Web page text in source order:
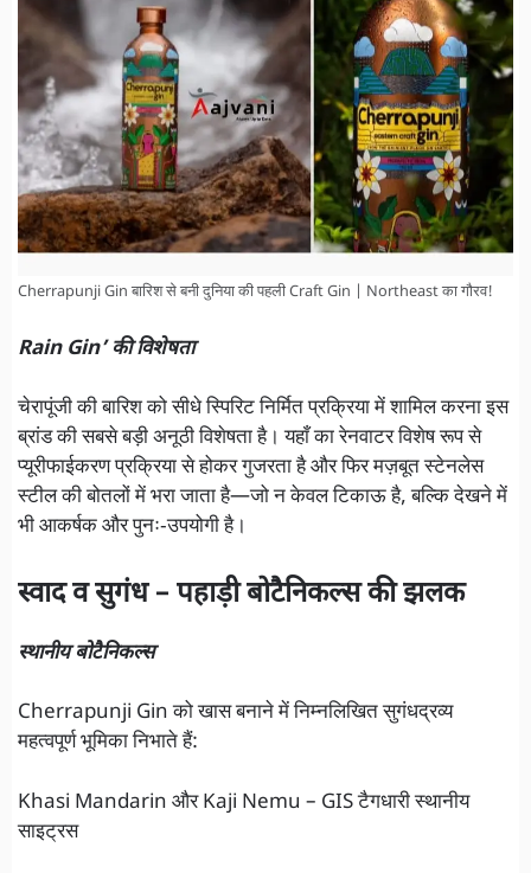
Cherrapunji Gin बारिश से बनी दुनिया की पहली Craft Gin | Northeast का गौरव!
Rain Gin’ की विशेषता
चेरापूंजी की बारिश को सीधे स्पिरिट निर्मित प्रक्रिया में शामिल करना इस
ब्रांड की सबसे बड़ी अनूठी विशेषता है। यहाँ का रेनवाटर विशेष रूप से
प्यूरीफाईकरण प्रक्रिया से होकर गुजरता है और फिर मज़बूत स्टेनलेस
स्टील की बोतलों में भरा जाता है—जो न केवल टिकाऊ है, बल्कि देखने में
भी आकर्षक और पुनः‑उपयोगी है।
स्वाद व सुगंध – पहाड़ी बोटैनिकल्स की झलक
स्थानीय बोटैनिकल्स
Cherrapunji Gin को खास बनाने में निम्नलिखित सुगंधद्रव्य
महत्वपूर्ण भूमिका निभाते हैं:
Khasi Mandarin और Kaji Nemu – GIS टैगधारी स्थानीय
साइट्रस